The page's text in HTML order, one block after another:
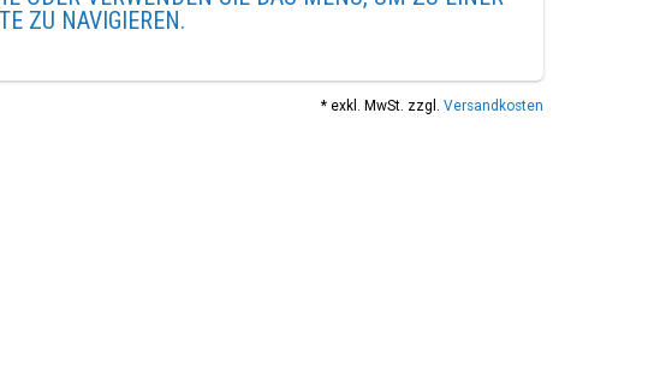
ZU NAVIGIEREN.
* exkl. MwSt. zzgl. Versandkosten